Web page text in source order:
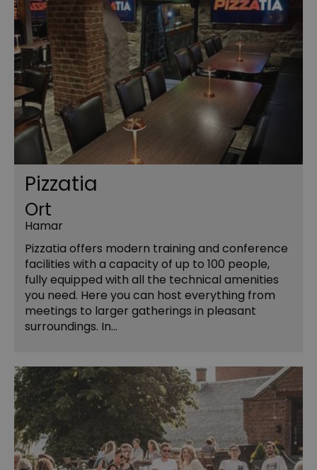
Pizzatia
Ort
Hamar
Pizzatia offers modern training and conference
facilities with a capacity of up to 100 people,
fully equipped with all the technical amenities
you need. Here you can host everything from
meetings to larger gatherings in pleasant
surroundings. In…